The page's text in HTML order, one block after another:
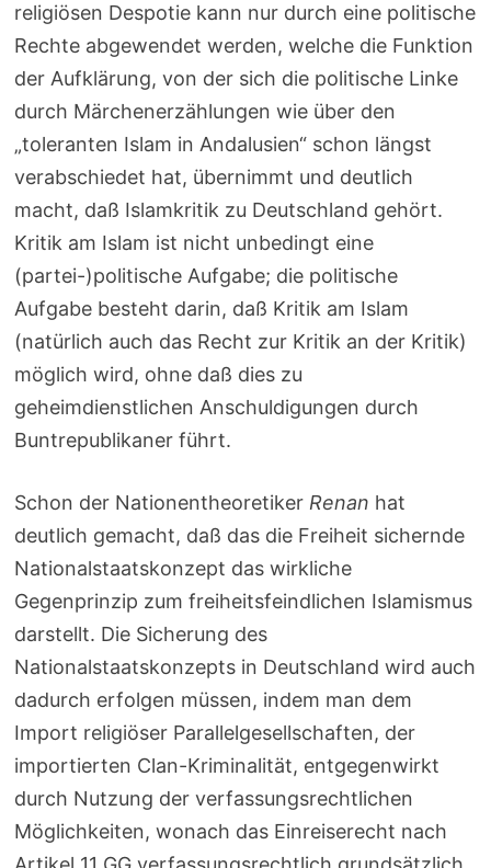
religiösen Despotie kann nur durch eine politische
Rechte abgewendet werden, welche die Funktion
der Aufklärung, von der sich die politische Linke
durch Märchenerzählungen wie über den
„toleranten Islam in Andalusien“ schon längst
verabschiedet hat, übernimmt und deutlich
macht, daß Islamkritik zu Deutschland gehört.
Kritik am Islam ist nicht unbedingt eine
(partei-)politische Aufgabe; die politische
Aufgabe besteht darin, daß Kritik am Islam
(natürlich auch das Recht zur Kritik an der Kritik)
möglich wird, ohne daß dies zu
geheimdienstlichen Anschuldigungen durch
Buntrepublikaner führt.
Schon der Nationentheoretiker Renan hat
deutlich gemacht, daß das die Freiheit sichernde
Nationalstaatskonzept das wirkliche
Gegenprinzip zum freiheitsfeindlichen Islamismus
darstellt. Die Sicherung des
Nationalstaatskonzepts in Deutschland wird auch
dadurch erfolgen müssen, indem man dem
Import religiöser Parallelgesellschaften, der
importierten Clan-Kriminalität, entgegenwirkt
durch Nutzung der verfassungsrechtlichen
Möglichkeiten, wonach das Einreiserecht nach